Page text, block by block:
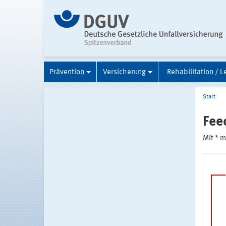
Prävention Versicherung Rehabilitation /
Start
Mit *